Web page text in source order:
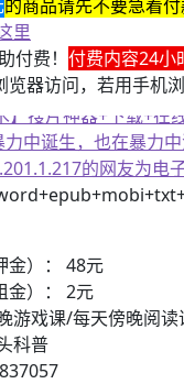
的商品请先不要急着付
里
费！ 付费内容24小
器访问，若用手机
】搜片神器+下载+在
中诞生，也在暴力
的网友为电
金）： 48元
金）： 2元
游戏课/每天傍晚阅读
科普